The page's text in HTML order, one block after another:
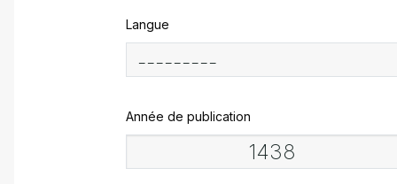
Langue
Année de publication